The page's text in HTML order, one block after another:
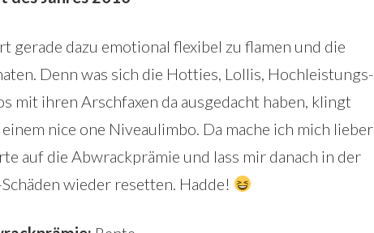
dazu emotional flexibel zu flamen und die
Denn was sich die Hotties, Lollis, Hochleistungs-
mit ihren Arschfaxen da ausgedacht haben, klingt
nice one Niveaulimbo. Da mache ich mich lieber
auf die Abwrackprämie und lass mir danach in der
wieder resetten. Hadde!